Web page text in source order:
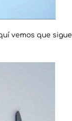
vemos que sigue